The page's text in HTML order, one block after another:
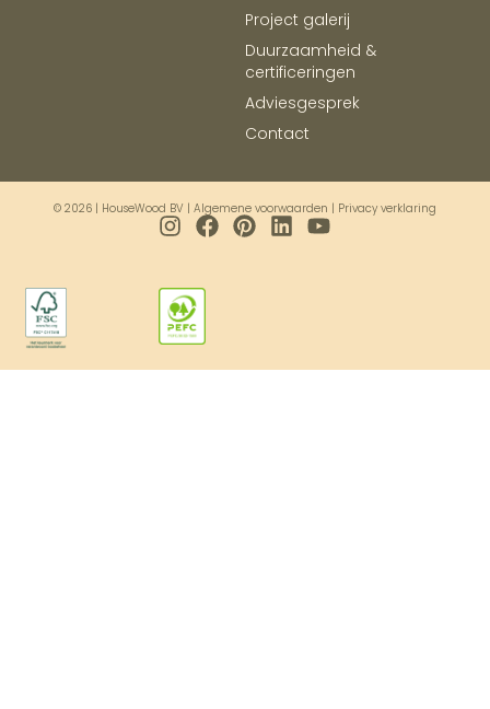
Project galerij
Duurzaamheid &
certificeringen
Adviesgesprek
Contact
© 2026 | HouseWood BV | Algemene voorwaarden | Privacy verklaring